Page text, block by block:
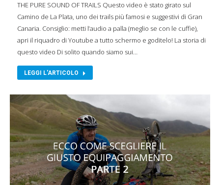
THE PURE SOUND OF TRAILS Questo video è stato girato sul
Camino de La Plata, uno dei trails più famosi e suggestivi di Gran
Canaria. Consiglio: metti l’audio a palla (meglio se con le cuffie),
apri il riquadro di Youtube a tutto schermo e goditelo! La storia di
questo video Di solito quando siamo sui…
LEGGI L'ARTICOLO